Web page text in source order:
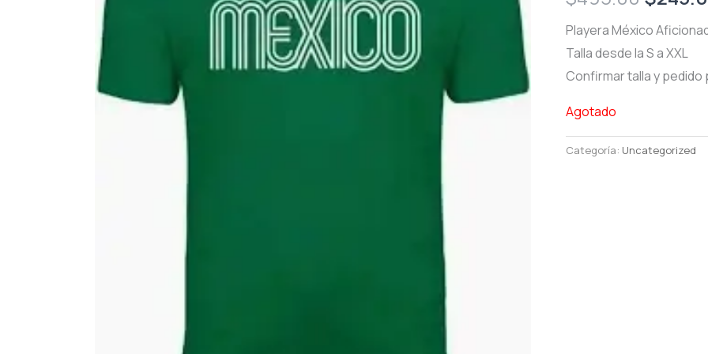
price
was:
Playera México
Talla desde la S a XXL
Confirmar talla y pedido
Agotado
Categoría: Uncategorized